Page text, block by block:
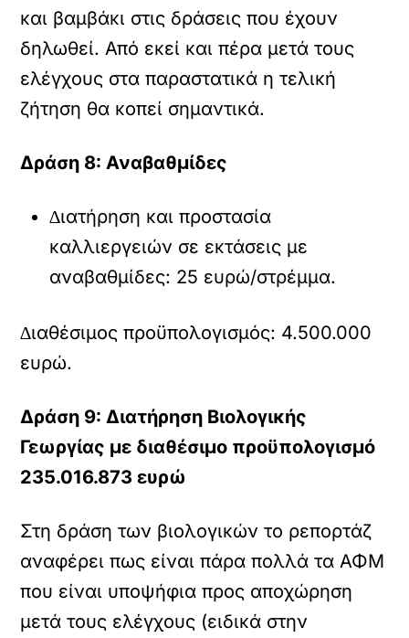
και βαµβάκι στις δράσεις που έχουν
δηλωθεί. Από εκεί και πέρα µετά τους
ελέγχους στα παραστατικά η τελική
ζήτηση θα κοπεί σηµαντικά.
∆ράση 8: Αναβαθµίδες
∆ιατήρηση και προστασία
καλλιεργειών σε εκτάσεις µε
αναβαθµίδες: 25 ευρώ/στρέµµα.
∆ιαθέσιµος προϋπολογισµός: 4.500.000
ευρώ.
∆ράση 9: ∆ιατήρηση Βιολογικής
Γεωργίας µε διαθέσιµο προϋπολογισµό
235.016.873 ευρώ
Στη δράση των βιολογικών το ρεπορτάζ
αναφέρει πως είναι πάρα πολλά τα ΑΦΜ
που είναι υποψήφια προς αποχώρηση
µετά τους ελέγχους (ειδικά στην